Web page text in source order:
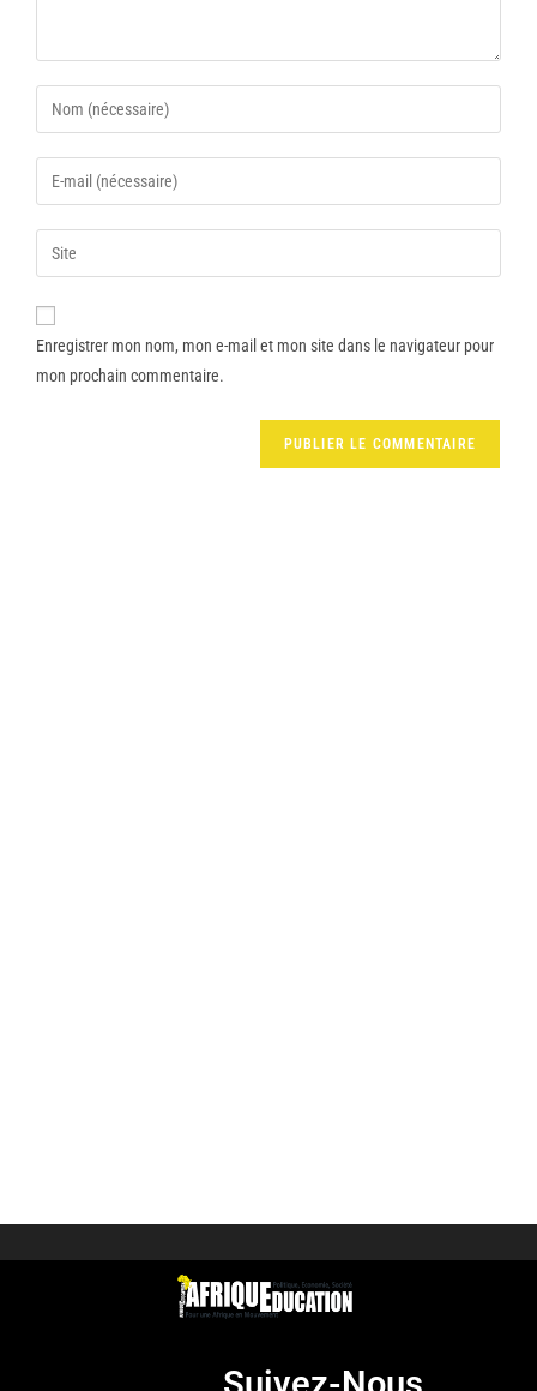
Enregistrer mon nom, mon e-mail et mon site dans le navigateur pour
mon prochain commentaire.